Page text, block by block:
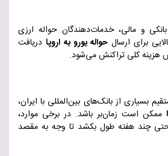
و مالی، خدمات‌دهندگان حواله ارزی
برای ارسالحواله یورو به اروپادریافت
هزینه کلی تراکنش می‌شود.
بسیاری از بانک‌های بین‌المللی با ایران،
ممکن است زمان‌بر باشد. در برخی موارد،
چند هفته طول بکشد تا وجه به مقصد